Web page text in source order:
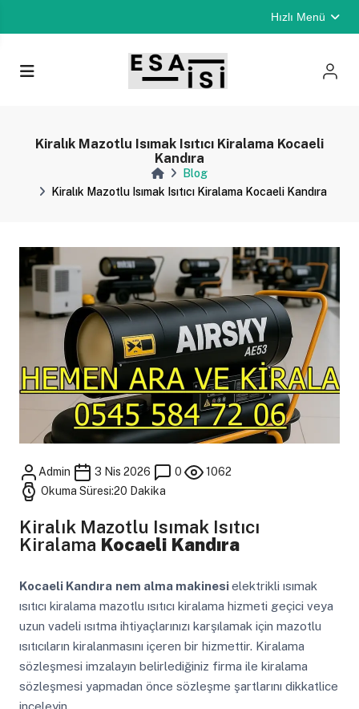
Hızlı Menü
Kiralık Mazotlu Isımak Isıtıcı Kiralama Kocaeli
Kandıra
Blog
Kiralık Mazotlu Isımak Isıtıcı Kiralama Kocaeli Kandıra
Admin 3 Nis 2026 0
1062
Okuma Süresi:20 Dakika
Kiralık Mazotlu Isımak Isıtıcı
Kiralama Kocaeli Kandıra
Kocaeli Kandıra nem alma makinesielektrikli ısımak
ısıtıcı kiralama mazotlu ısıtıcı kiralama hizmeti geçici veya
uzun vadeli ısıtma ihtiyaçlarınızı karşılamak için mazotlu
ısıtıcıların kiralanmasını içeren bir hizmettir. Kiralama
sözleşmesi imzalayın belirlediğiniz firma ile kiralama
sözleşmesi yapmadan önce sözleşme şartlarını dikkatlice
inceleyin.